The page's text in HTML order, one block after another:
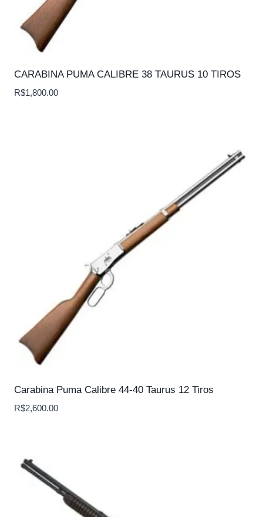
CARABINA PUMA CALIBRE 38 TAURUS 10 TIROS
R$1,800.00
Carabina Puma Calibre 44-40 Taurus 12 Tiros
R$2,600.00